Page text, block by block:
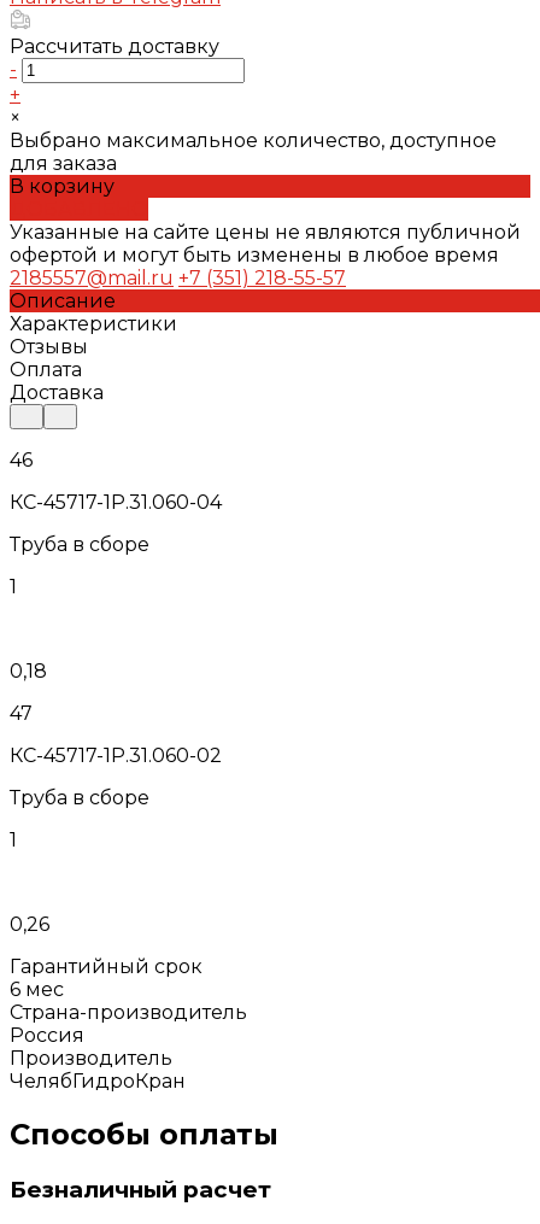
Рассчитать доставку
-
+
×
Выбрано максимальное количество, доступное
для заказа
В корзину
Указанные на сайте цены не являются публичной
офертой и могут быть изменены в любое время
2185557@mail.ru +7 (351) 218-55-57
Описание
Характеристики
Отзывы
Оплата
Доставка
46
КС-45717-1Р.31.060-04
Труба в сборе
1
0,18
47
КС-45717-1Р.31.060-02
Труба в сборе
1
0,26
Гарантийный срок
6 мес
Страна-производитель
Россия
Производитель
ЧелябГидроКран
Способы оплаты
Безналичный расчет